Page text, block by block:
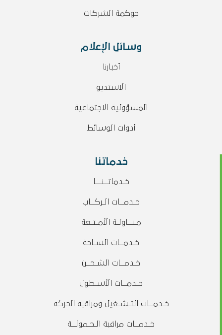
حوكمة الشركات
وسائل الإعلام
أخبارنا
الاستديو
المسؤولية الاجتماعية
أدوات الوسائط
خدماتنا
خـدماتــنـــا
خـدمــات الـركــاب
مـنــاولـة الأمـتـعة
خـدمــات السـاحة
خـدمــات الشـحــن
خـدمــات الأسـطول
خـدمــات التـشـغيل ومراقبة الحركة
خـدمــات مراقبة الـحـمولــة